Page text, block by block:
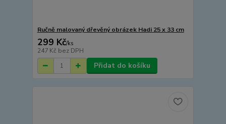
Ručně malovaný dřevěný obrázek Hadi 25 x 33 cm
299 Kč/ks
247 Kč bez DPH
Přidat do košíku